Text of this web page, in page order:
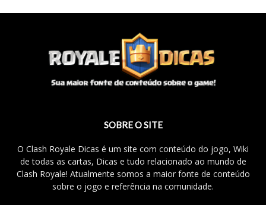
SOBRE O SITE
O Clash Royale Dicas é um site com conteúdo do jogo, Wiki
de todas as cartas, Dicas e tudo relacionado ao mundo de
Clash Royale! Atualmente somos a maior fonte de conteúdo
sobre o jogo e referência na comunidade.